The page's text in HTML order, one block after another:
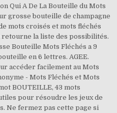
Qui A De La Bouteille du Mots
grosse bouteille de champagne
mots croisés et mots fléchés
la liste des possibilités.
Bouteille Mots Fléchés a 9
en 6 lettres. AGEE.
accéder facilement au Mots
- Mots Fléchés et Mots
BOUTEILLE, 43 mots
pour résoudre les jeux de
Ne fermez pas cette page si